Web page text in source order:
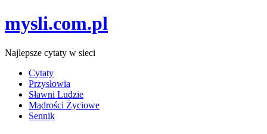
mysli.com.pl
Najlepsze cytaty w sieci
Cytaty
Przysłowia
Sławni Ludzie
Mądrości Życiowe
Sennik